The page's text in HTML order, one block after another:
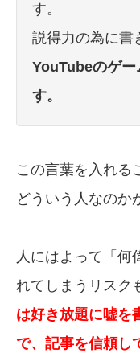
す。
説得力の為に書
YouTubeのゲー
す。
この言葉を入れる
どういう人なのか
人にはよって「何
れてしまうリスク
は好き放題に嘘を
で、記事を信頼し